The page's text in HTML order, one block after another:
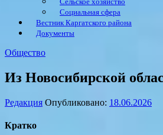
Сельское хозяйство
Социальная сфера
Вестник Каргатского района
Документы
Общество
Из Новосибирской
Редакция Опубликовано: 18.06.2026
Кратко